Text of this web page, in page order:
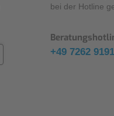
bei der Hotline
+49 7262